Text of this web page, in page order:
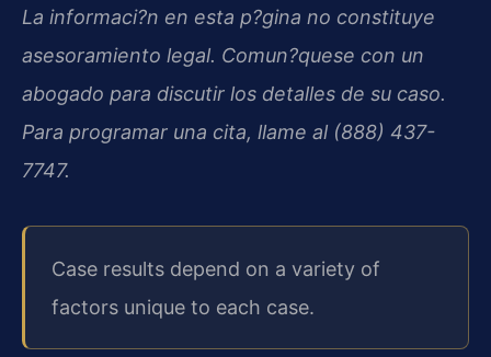
La informaci?n en esta p?gina no constituye
asesoramiento legal. Comun?quese con un
abogado para discutir los detalles de su caso.
Para programar una cita, llame al (888) 437-
7747.
Case results depend on a variety of
factors unique to each case.